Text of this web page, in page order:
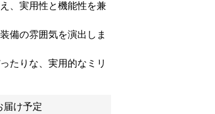
、実用性と機能性を兼
備の雰囲気を演出しま
たりな、実用的なミリ
届け予定